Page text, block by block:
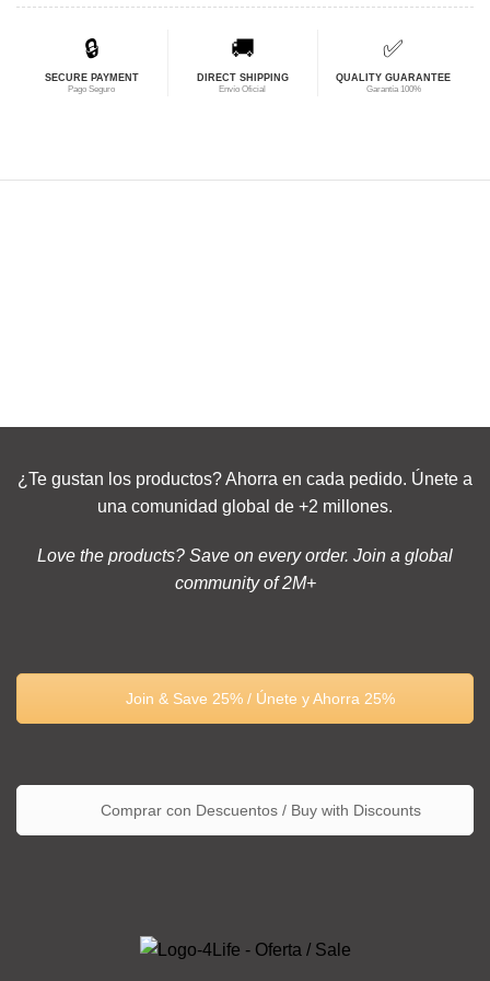
$57,86.$46,29.
🔒
SECURE PAYMENT
Pago Seguro
🚚
DIRECT SHIPPING
Envío Oficial
✅
QUALITY GUARANTEE
Garantía 100%
¿Te gustan los productos? Ahorra en cada pedido. Únete a
una comunidad global de +2 millones.
Love the products? Save on every order. Join a global
community of 2M+
Join & Save 25% / Únete y Ahorra 25%
Comprar con Descuentos / Buy with Discounts